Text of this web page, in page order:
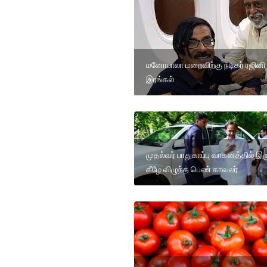
மனோபாலா மறைவிற்கு நடிகர் ரஜினி
இரங்கல்
முதல்வர் பாதுகாப்பு வாகனத்தில்
கீழே விழுந்த பெண் காவலர்